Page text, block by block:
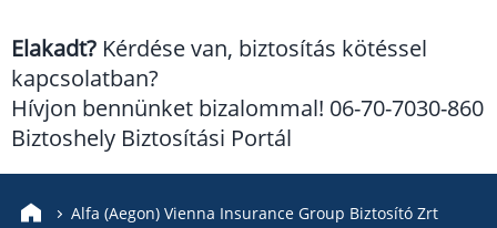
KÖBE Biztosító Egyesület
Mondial Assistance Biztosító
Posta Biztosító
Signal Biztosító
Elakadt? Kérdése van, biztosítás kötéssel
kapcsolatban?
Hívjon bennünket bizalommal! 06-70-7030-860
Biztoshely Biztosítási Portál
Alfa (Aegon) Vienna Insurance Group Biztosító Zrt